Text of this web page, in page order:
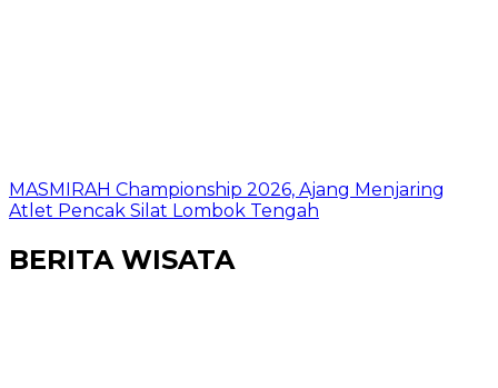
MASMIRAH Championship 2026, Ajang Menjaring
Atlet Pencak Silat Lombok Tengah
BERITA WISATA